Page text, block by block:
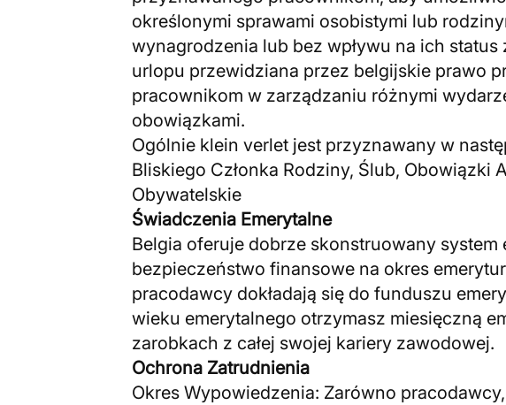
określonymi sprawami osobistymi lub
wynagrodzenia lub bez wpływu na ich
urlopu przewidziana przez belgijskie prawo
pracownikom w zarządzaniu różnymi
obowiązkami.
Ogólnie klein verlet jest przyznawany w
Bliskiego Członka Rodziny, Ślub, Obowiązki
Obywatelskie
Świadczenia Emerytalne
Belgia oferuje dobrze skonstruowany
bezpieczeństwo finansowe na okres
pracodawcy dokładają się do funduszu
wieku emerytalnego otrzymasz miesięczną
zarobkach z całej swojej kariery zawodowej.
Ochrona Zatrudnienia
Okres Wypowiedzenia: Zarówno